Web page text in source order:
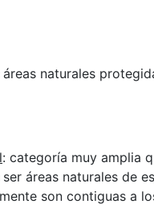
naturales
: categoría muy amplia
ser áreas naturales de
son contiguas a